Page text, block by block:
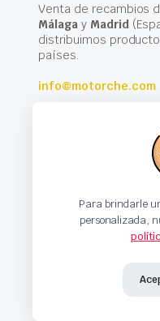
Venta de recambios
Málagay Madrid
distribuimos
países.
info@motorche.com
Copyright 2024 ©
Para brindarle
personalizada,